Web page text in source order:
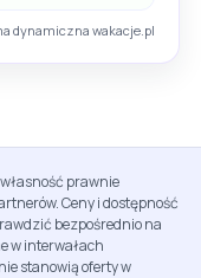
dynamiczna wakacje.pl
prawnie
Ceny i dostępność
bezpośrednio na
w interwałach
stanowią oferty w